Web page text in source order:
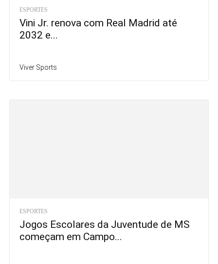
ESPORTES
Vini Jr. renova com Real Madrid até
2032 e...
Viver Sports
ESPORTES
Jogos Escolares da Juventude de MS
começam em Campo...